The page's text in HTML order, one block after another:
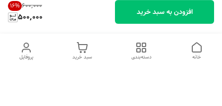
۶۰۰٬۰۰۰ 16%
500,000 افزودن به سبد خرید
پروفایل سبد خرید دسته‌بندی خانه